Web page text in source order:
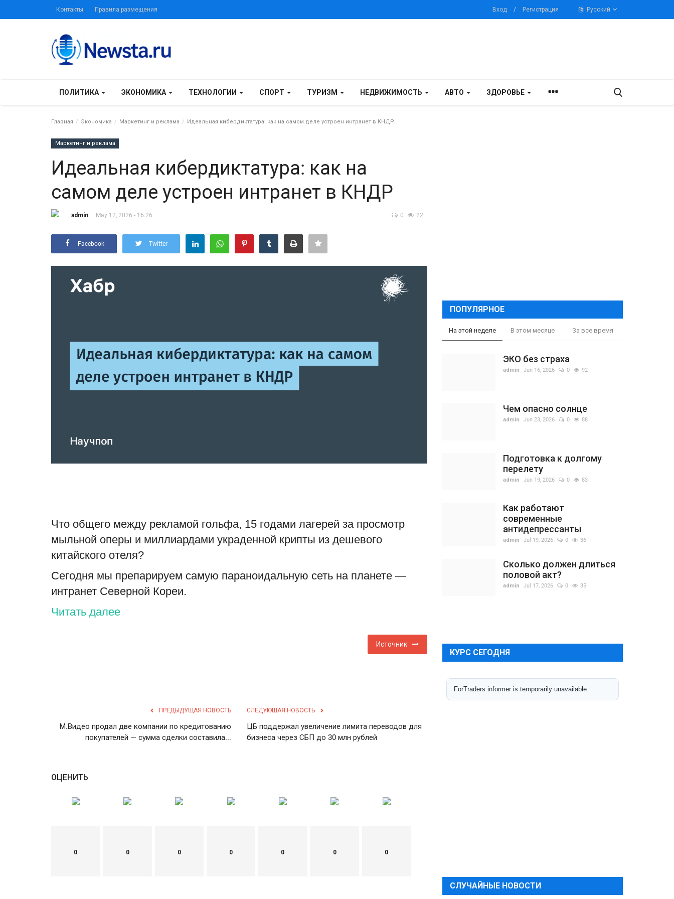
Контакты Правила размещения Вход / Регистрация Русский
ПОЛИТИКА ЭКОНОМИКА ТЕХНОЛОГИИ СПОРТ ТУРИЗМ НЕДВИЖИМОСТЬ АВТО ЗДОРОВЬЕ
Главная Экономика Маркетинг и реклама Идеальная кибердиктатура: как на самом деле устроен интранет в КНДР
Маркетинг и реклама
Идеальная кибердиктатура: как на
самом деле устроен интранет в КНДР
admin May 12, 2026 - 16:26 0 22
Facebook Twitter
Что общего между рекламой гольфа, 15 годами лагерей за просмотр
мыльной оперы и миллиардами украденной крипты из дешевого
китайского отеля?
Сегодня мы препарируем самую параноидальную сеть на планете —
интранет Северной Кореи.
Читать далее
Источник
ПРЕДЫДУЩАЯ НОВОСТЬ
М.Видео продал две компании по кредитованию
покупателей — сумма сделки составила...
СЛЕДУЮЩАЯ НОВОСТЬ
ЦБ поддержал увеличение лимита переводов для
бизнеса через СБП до 30 млн рублей
ОЦЕНИТЬ
0 0 0 0 0 0 0
ПОПУЛЯРНОЕ
На этой неделе В этом месяце За все время
ЭКО без страха
admin Jun 16, 2026 0 92
Чем опасно солнце
admin Jun 23, 2026 0 88
Подготовка к долгому
перелету
admin Jun 19, 2026 0 83
Как работают
современные
антидепрессанты
admin Jul 19, 2026 0 36
Сколько должен длиться
половой акт?
admin Jul 17, 2026 0 35
КУРС СЕГОДНЯ
СЛУЧАЙНЫЕ НОВОСТИ